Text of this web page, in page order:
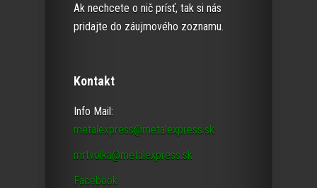
Ak nechcete o nič prísť, tak si nás
pridajte do záujmového zoznamu.
Kontakt
Info Mail:
metalexpress@metalexpress.sk
mrtvolka@metalexpress.sk
Facebook